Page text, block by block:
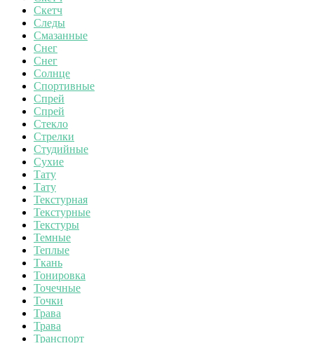
Скетч
Следы
Смазанные
Снег
Снег
Солнце
Спортивные
Спрей
Спрей
Стекло
Стрелки
Студийные
Сухие
Тату
Тату
Текстурная
Текстурные
Текстуры
Темные
Теплые
Ткань
Тонировка
Точечные
Точки
Трава
Трава
Транспорт